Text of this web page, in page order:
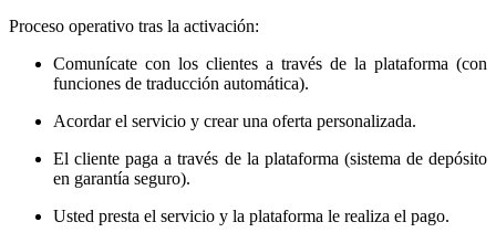
Proceso operativo tras la activación:
Comunícate con los clientes a través de la plataforma (con
funciones de traducción automática).
Acordar el servicio y crear una oferta personalizada.
El cliente paga a través de la plataforma (sistema de depósito
en garantía seguro).
Usted presta el servicio y la plataforma le realiza el pago.